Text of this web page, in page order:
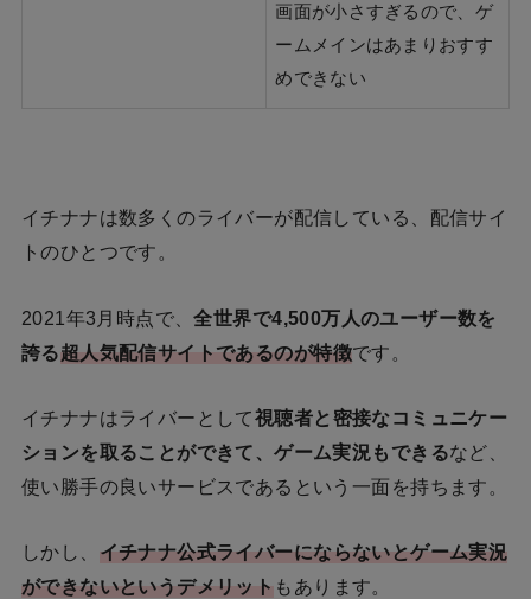
画面が小さすぎるので、ゲ
ームメインはあまりおすす
めできない
イチナナは数多くのライバーが配信している、配信サイ
トのひとつです。
2021年3月時点で、全世界で4,500万人のユーザー数を
誇る超人気配信サイトであるのが特徴です。
イチナナはライバーとして視聴者と密接なコミュニケー
ションを取ることができて、ゲーム実況もできるなど、
使い勝手の良いサービスであるという一面を持ちます。
しかし、 イチナナ公式ライバーにならないとゲーム実況
ができないというデメリット もあります。